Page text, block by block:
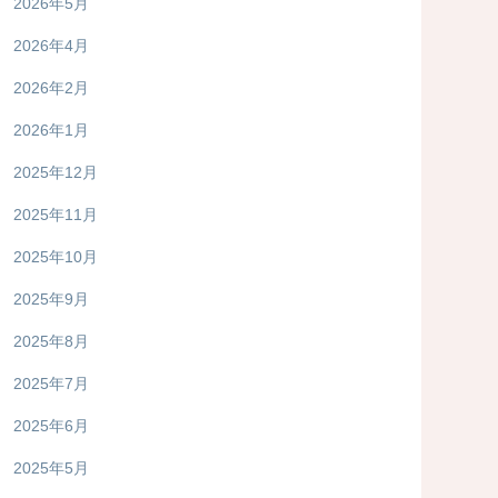
2026年4月
2026年2月
2026年1月
2025年12月
2025年11月
2025年10月
2025年9月
2025年8月
2025年7月
2025年6月
2025年5月